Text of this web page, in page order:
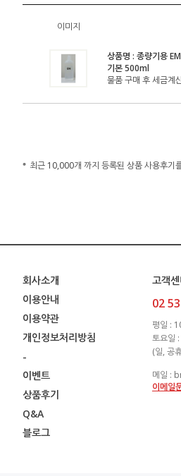
이미지
상품명 : 종량기용
기본 500ml
물품 구매 후 세금계
최근 10,000개 까지 등록된 상품 사용후기
회사소개
이용안내
이용약관
개인정보처리방침
-
이벤트
상품후기
Q&A
블로그
고객
02
평일 :
토요일
(일, 공
메일 :
이메일